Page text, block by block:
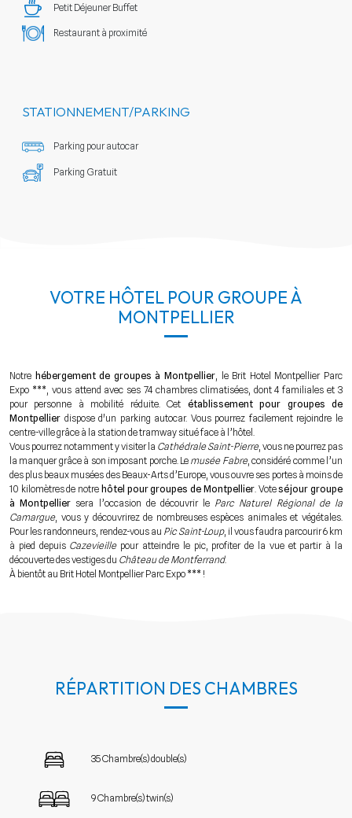
Petit Déjeuner Buffet
Restaurant à proximité
STATIONNEMENT/PARKING
Parking pour autocar
Parking Gratuit
VOTRE HÔTEL POUR GROUPE À
MONTPELLIER
Notre hébergement de groupes à Montpellier , le Brit Hotel Montpellier Parc
Expo ***, vous attend avec ses 74 chambres climatisées, dont 4 familiales et 3
pour personne à mobilité réduite. Cet établissement pour groupes de
Montpellier dispose d'un parking autocar. Vous pourrez facilement rejoindre le
centre-ville grâce à la station de tramway situé face à l’hôtel.
Vous pourrez notamment y visiter la Cathédrale Saint-Pierre, vous ne pourrez pas
la manquer grâce à son imposant porche. Le musée Fabre, considéré comme l’un
des plus beaux musées des Beaux-Arts d’Europe, vous ouvre ses portes à moins de
10 kilomètres de notre hôtel pour groupes de Montpellier. Voteséjour groupe
à Montpellier sera l’occasion de découvrir le Parc Naturel Régional de la
Camargue, vous y découvrirez de nombreuses espèces animales et végétales.
Pour les randonneurs, rendez-vous au Pic Saint-Loup, il vous faudra parcourir 6 km
à pied depuis Cazevieillepour atteindre le pic, profiter de la vue et partir à la
découverte des vestiges du Château de Montferrand.
À bientôt au Brit Hotel Montpellier Parc Expo *** !
RÉPARTITION DES CHAMBRES
35 Chambre(s) double(s)
9 Chambre(s) twin(s)